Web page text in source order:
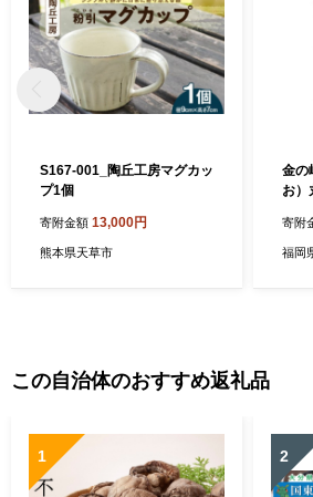
S167-001_陶丘工房マグカッ
プ1個
寄附金額 13,000円
熊本県天草市
金の
お
寄附
福岡
この自治体のおすすめ返礼品
1 2